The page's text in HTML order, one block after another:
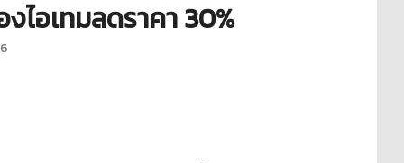
ไอเทมลดราคา 30%